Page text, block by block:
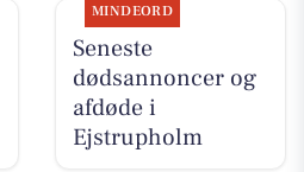
MINDEORD
Seneste
dødsannoncer og
afdøde i
Ejstrupholm